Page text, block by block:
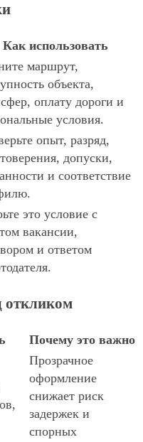
Как использовать
маршрут,
объекта,
оплату дороги и
условия.
опыт, разряд,
допуски,
и соответствие
это условие с
вакансии,
и ответом
откликом
Почему это важно
Прозрачное
оформление
снижает риск
задержек и
спорных